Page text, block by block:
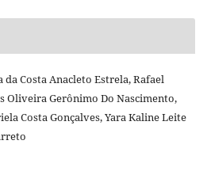
da Costa Anacleto Estrela, Rafael
Oliveira Gerônimo Do Nascimento,
Costa Gonçalves, Yara Kaline Leite